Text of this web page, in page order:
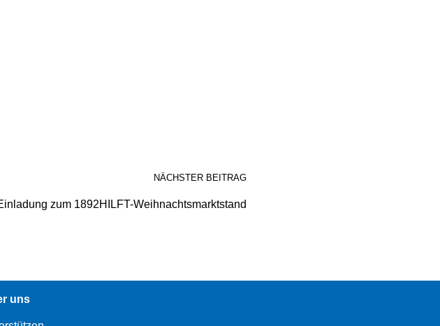
NÄCHSTER BEITRAG
zum 1892HILFT-Weihnachtsmarktstand
uns